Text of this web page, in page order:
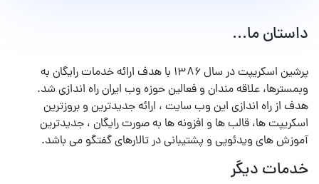
داستان ما...
پرشین اسکریپت در سال ۱۳۸۶ با هدف ارائه خدمات رایگان به
وبمسترها، علاقه مندان و فعالین حوزه وب ایران راه اندازی شد.
هدف از راه اندازی این وب سایت ، ارائه جدیدترین و بروزترین
اسکریپت ها، قالب ها و افزونه ها به صورت رایگان ، جدیدترین
آموزش های ویدئویی و پشتیبانی در تالارهای گفتگو می باشد.
خدمات دیگر